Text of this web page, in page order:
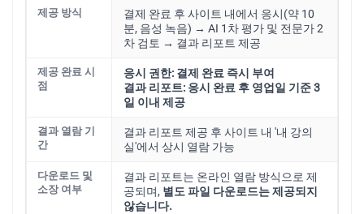
제공 방식
결제 완료 후 사이트 내에서 응시(약 10
분, 음성 녹음) → AI 1차 평가 및 전문가 2
차 검토 → 결과 리포트 제공
제공 완료 시
점
응시 권한: 결제 완료 즉시 부여
결과 리포트: 응시 완료 후 영업일 기준 3
일 이내 제공
결과 열람 기
간
결과 리포트 제공 후 사이트 내 '내 강의
실'에서 상시 열람 가능
다운로드 및
소장 여부
결과 리포트는 온라인 열람 방식으로 제
공되며, 별도 파일 다운로드는 제공되지
않습니다.